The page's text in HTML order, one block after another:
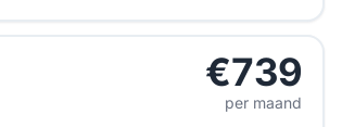
€739
per maand